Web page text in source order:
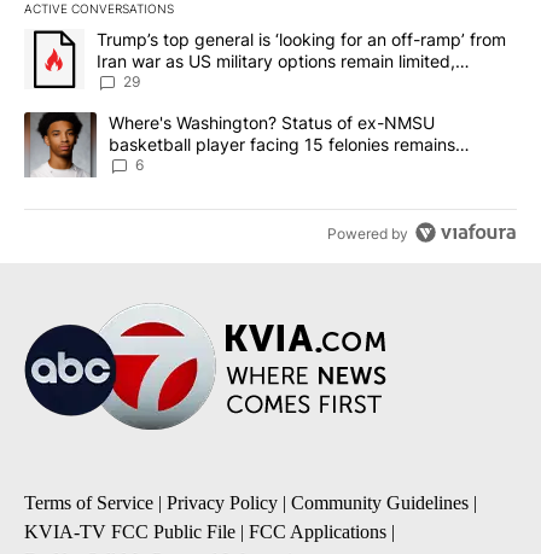
ACTIVE CONVERSATIONS
The following is a list of the most commented articles in the last
A trending article titled "Trump’s top general is ‘looking for an
Trump’s top general is ‘looking for an off-ramp’ from
Iran war as US military options remain limited,
sources say
29
A trending article titled "Where's Washington? Status of ex-
Where's Washington? Status of ex-NMSU
basketball player facing 15 felonies remains
unknown
6
Powered by
Terms of Service | Privacy Policy | Community Guidelines |
KVIA-TV FCC Public File | FCC Applications |